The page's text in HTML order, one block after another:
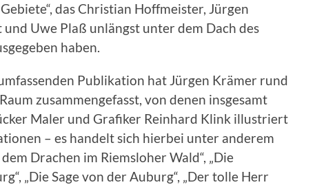
das Christian Hoffmeister, Jürgen
Uwe Plaß unlängst unter dem Dach des
haben.
Publikation hat Jürgen Krämer rund
zusammengefasst, von denen insgesamt
Maler und Grafiker Reinhard Klink illustriert
– es handelt sich hierbei unter anderem
Drachen im Riemsloher Wald“, „Die
„Die Sage von der Auburg“, „Der tolle Herr